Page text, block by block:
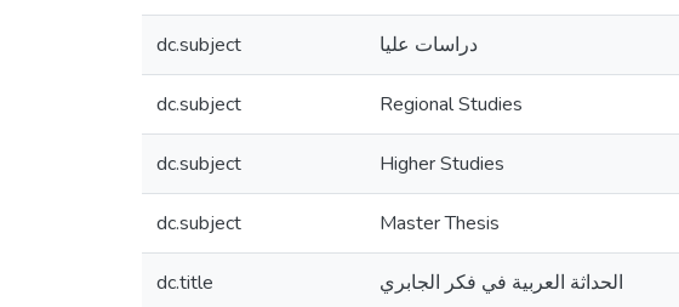
dc.subject دراسات عليا
dc.subject Regional Studies
dc.subject Higher Studies
dc.subject Master Thesis
dc.title الحداثة العربية في فكر الجابري